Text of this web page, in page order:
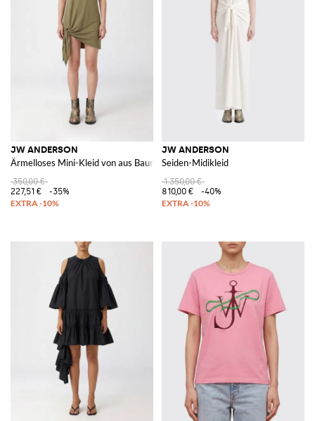
JW ANDERSON
Ärmelloses Mini-Kleid von aus Baumwolle mit Knotendetail
350,00 €
227,51 €
-35%
JW ANDERSON
Seiden-Midikleid
1.350,00 €
810,00 €
-40%